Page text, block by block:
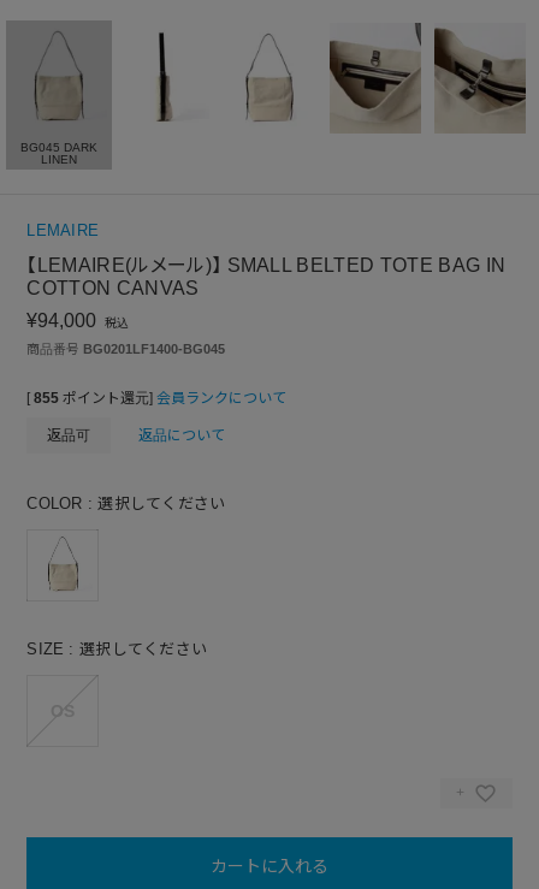
BG045 DARK
LINEN
LEMAIRE
【LEMAIRE(ルメール)】 SMALL BELTED TOTE BAG IN
COTTON CANVAS
¥94,000 税込
商品番号 BG0201LF1400-BG045
[ 855 ポイント還元] 会員ランクについて
返品可 返品について
COLOR 選択してください
SIZE 選択してください
カートに入れる